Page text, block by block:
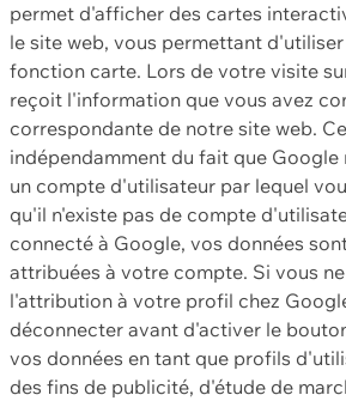
permet d'afficher des cartes
le site web, vous permettant
fonction carte. Lors de votre visite
reçoit l'information que vous avez
correspondante de notre site web.
indépendamment du fait que
un compte d'utilisateur par lequel
qu'il n'existe pas de compte
connecté à Google, vos données
attribuées à votre compte. Si vous
l'attribution à votre profil chez
déconnecter avant d'activer le
vos données en tant que profils
des fins de publicité, d'étude de